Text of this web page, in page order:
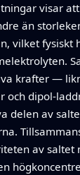
visar
än
vilket fysiskt
krafter —
och
delen av
av saltet